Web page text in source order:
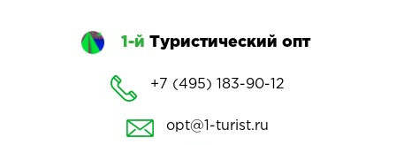
1-й Туристический опт
+7 (495) 183-90-12
opt@1-turist.ru